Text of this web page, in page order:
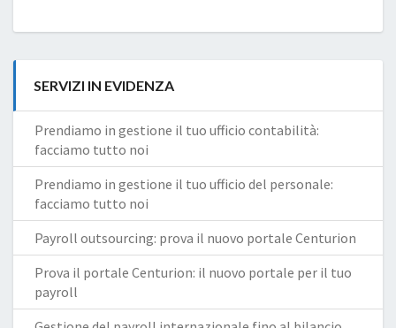
SERVIZI IN EVIDENZA
Prendiamo in gestione il tuo ufficio contabilità:
facciamo tutto noi
Prendiamo in gestione il tuo ufficio del personale:
facciamo tutto noi
Payroll outsourcing: prova il nuovo portale Centurion
Prova il portale Centurion: il nuovo portale per il tuo
payroll